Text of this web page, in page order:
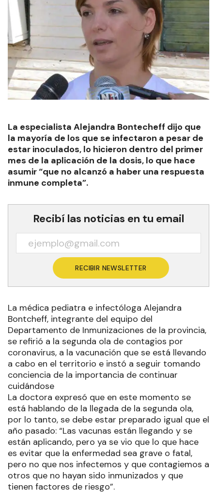
La especialista Alejandra Bontecheff dijo que
la mayoría de los que se infectaron a pesar de
estar inoculados, lo hicieron dentro del primer
mes de la aplicación de la dosis, lo que hace
asumir “que no alcanzó a haber una respuesta
inmune completa”.
Recibí las noticias en tu email
RECIBIR NEWSLETTER
La médica pediatra e infectóloga Alejandra
Bontcheff, integrante del equipo del
Departamento de Inmunizaciones de la provincia,
se refirió a la segunda ola de contagios por
coronavirus, a la vacunación que se está llevando
a cabo en el territorio e instó a seguir tomando
conciencia de la importancia de continuar
cuidándose
La doctora expresó que en este momento se
está hablando de la llegada de la segunda ola,
por lo tanto, se debe estar preparado igual que el
año pasado: “Las vacunas están llegando y se
están aplicando, pero ya se vio que lo que hace
es evitar que la enfermedad sea grave o fatal,
pero no que nos infectemos y que contagiemos a
otros que no hayan sido inmunizados y que
tienen factores de riesgo”.